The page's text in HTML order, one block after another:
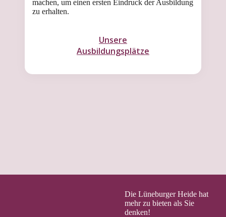
machen, um einen ersten Eindruck der Ausbildung
zu erhalten.
Unsere
Ausbildungsplätze
Die Lüneburger Heide hat
mehr zu bieten als Sie
denken!